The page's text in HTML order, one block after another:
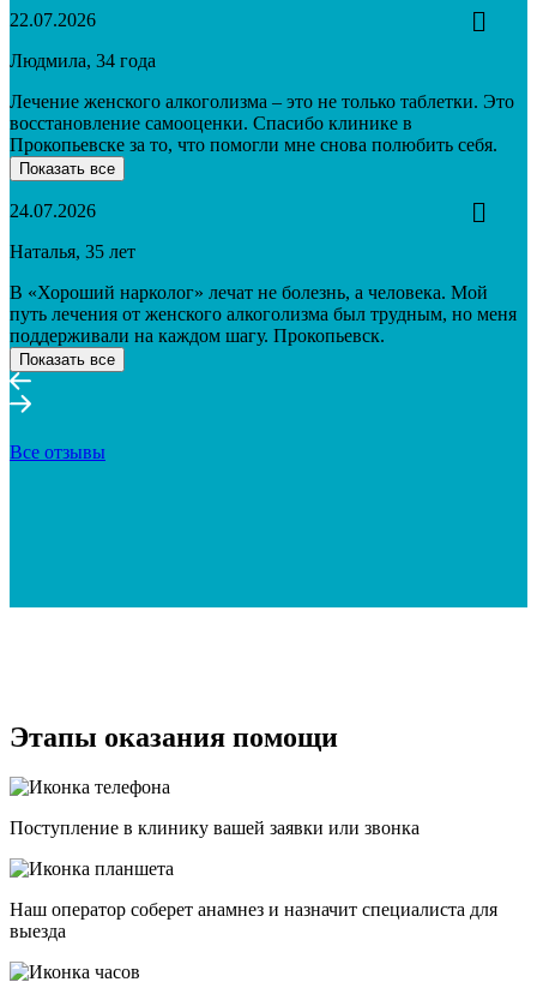
22.07.2026
Людмила, 34 года
Лечение женского алкоголизма – это не только таблетки. Это
восстановление самооценки. Спасибо клинике в
Прокопьевске за то, что помогли мне снова полюбить себя.
Показать все
24.07.2026
Наталья, 35 лет
В «Хороший нарколог» лечат не болезнь, а человека. Мой
путь лечения от женского алкоголизма был трудным, но меня
поддерживали на каждом шагу. Прокопьевск.
Показать все
Все отзывы
Этапы оказания помощи
Поступление в клинику вашей заявки или звонка
Наш оператор соберет анамнез и назначит специалиста для
выезда